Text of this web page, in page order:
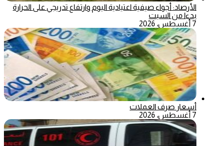
الأرصاد: أجواء صيفية اعتيادية اليوم وارتفاع تدريجي على الحرارة
بدءا من السبت
7 أغسطس، 2026
أسعار صرف العملات
7 أغسطس، 2026